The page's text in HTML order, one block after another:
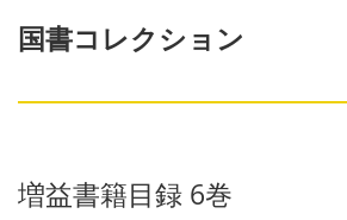
国書コレクション
増益書籍目録 6巻